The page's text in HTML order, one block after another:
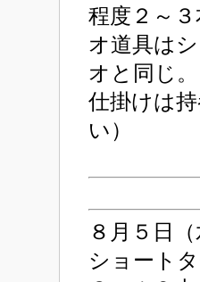
程度２～
オ道具は
オと同じ
仕掛けは
い）
８月５日（
ショート